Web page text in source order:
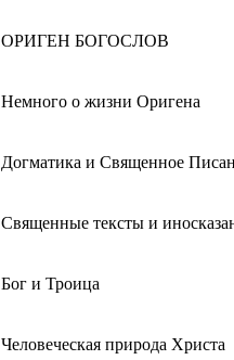
ОРИГЕН БОГОСЛОВ
Немного о жизни Оригена
Догматика и Священное
Священные тексты и
Бог и Троица
Человеческая природа Христа